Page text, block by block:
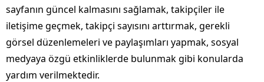
sayfanın güncel kalmasını sağlamak, takipçiler ile
iletişime geçmek, takipçi sayısını arttırmak, gerekli
görsel düzenlemeleri ve paylaşımları yapmak, sosyal
medyaya özgü etkinliklerde bulunmak gibi konularda
yardım verilmektedir.